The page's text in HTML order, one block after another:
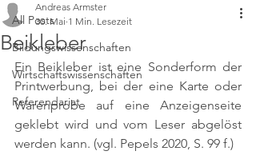
All Posts
Bildungswissenschaften
Wirtschaftswissenschaften
Referendariat
Beikleber
Andreas Armster
30. Mai 1 Min. Lesezeit
Ein Beikleber ist eine Sonderform der
Printwerbung, bei der eine Karte oder
Warenprobe auf eine Anzeigenseite
geklebt wird und vom Leser abgelöst
werden kann. (vgl. Pepels 2020, S. 99 f.)